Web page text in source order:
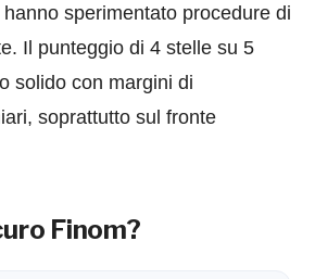
sperimentato procedure di
Il punteggio di 4 stelle su 5
solido con margini di
soprattutto sul fronte
Finom?